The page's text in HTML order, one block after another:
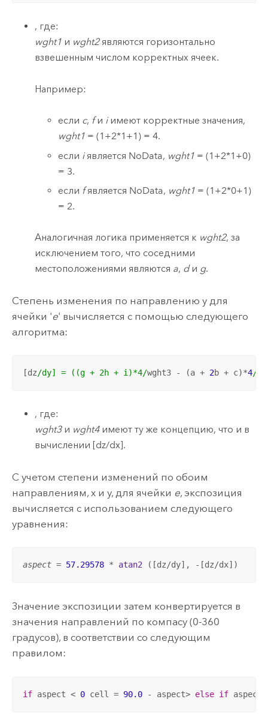
, где:
wght1 и wght2являются горизонтально
взвешенным числом корректных ячеек.
Например:
если c, fи iимеют корректные значения,
wght1 = (1+2*1+1) = 4.
если iявляется NoData, wght1 = (1+2*1+0)
= 3.
если fявляется NoData, wght1 = (1+2*0+1)
= 2.
Аналогичная логика применяется к wght2, за
исключением того, что соседними
местоположениями являются a, dи g.
Степень изменения по направлению y для
ячейки 'e' вычисляется с помощью следующего
алгоритма:
[dz/dy] = ((g + 2h + i)*4/wght3 - (a + 2b + c)*4/
, где:
wght3и wght4имеют ту же концепцию, что и в
вычислении [dz/dx].
С учетом степени изменений по обоим
направлениям, x и y, для ячейки e, экспозиция
вычисляется с использованием следующего
уравнения:
aspect = 57.29578 * atan2 ([dz/dy], -[dz/dx])
Значение экспозиции затем конвертируется в
значения направлений по компасу (0-360
градусов), в соответствии со следующим
правилом:
if aspect < 0 cell = 90.0 - aspect> else if aspect